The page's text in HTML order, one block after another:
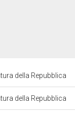
della Repubblica
della Repubblica